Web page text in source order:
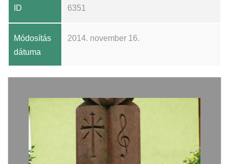
ID 6351
Módosítás
dátuma
2014. november 16.